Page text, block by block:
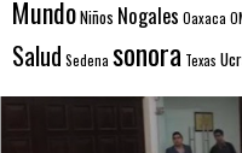
MundoNiños Nogales Oaxaca
Salud Sedena sonora Texas